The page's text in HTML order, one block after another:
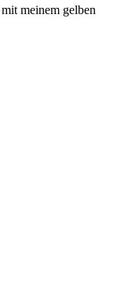
meinem gelben